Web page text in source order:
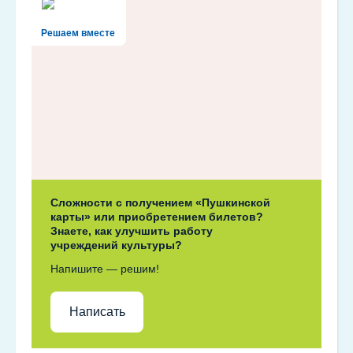
Решаем вместе
Сложности с получением «Пушкинской
карты» или приобретением билетов?
Знаете, как улучшить работу
учреждений культуры?
Напишите — решим!
Написать